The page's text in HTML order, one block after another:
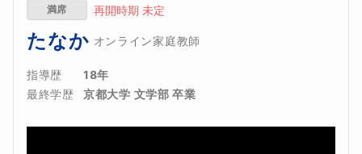
満席 再開時期 未定
たなか オンライン家庭教師
指導歴
18年
最終学歴
京都大学 文学部 卒業